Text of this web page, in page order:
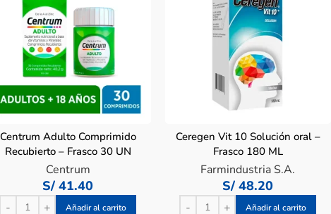
Centrum Adulto Comprimido
Recubierto – Frasco 30 UN
Centrum
S/ 41.40
Añadir al carrito
Ceregen Vit 10 Solución oral –
Frasco 180 ML
Farmindustria S.A.
S/ 48.20
Añadir al carrito